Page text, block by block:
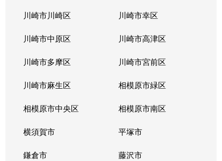
川崎市川崎区 川崎市幸区
川崎市中原区 川崎市高津区
川崎市多摩区 川崎市宮前区
川崎市麻生区 相模原市緑区
相模原市中央区 相模原市南区
横須賀市 平塚市
鎌倉市 藤沢市